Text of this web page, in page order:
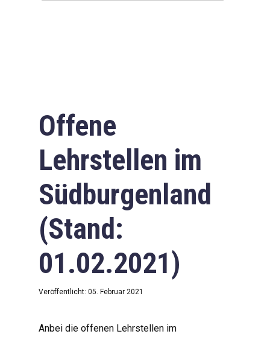
Offene
Lehrstellen im
Südburgenland
(Stand:
01.02.2021)
Veröffentlicht: 05. Februar 2021
Anbei die offenen Lehrstellen im